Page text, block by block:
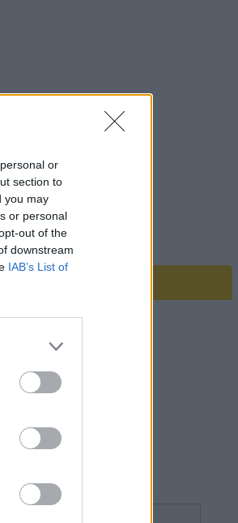
or
section to
you may
or personal
out of the
downstream
IAB’s List of